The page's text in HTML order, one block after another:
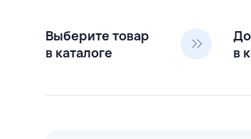
Выберите товар
в каталоге
в